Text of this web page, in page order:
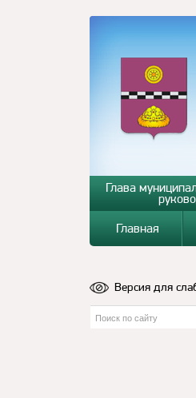
Глава
Главная
Версия для